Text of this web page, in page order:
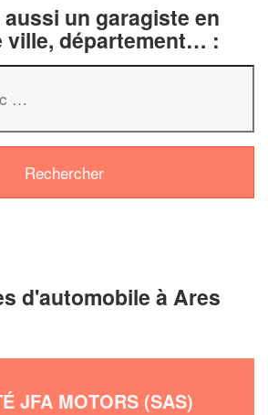
un garagiste en
ville, département… :
d'automobile à Ares
JFA MOTORS (SAS)